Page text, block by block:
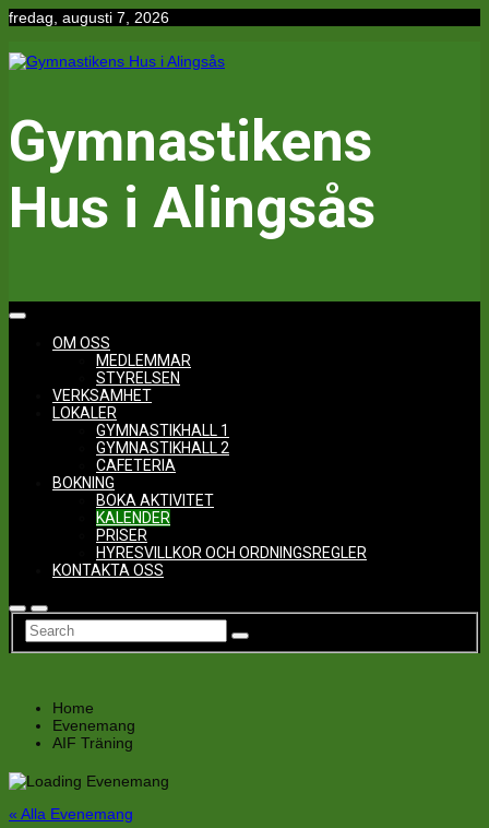
Hoppa
innehåll
fredag, augusti 7, 2026
Gymnastikens
Hus i Alingsås
OM OSS
MEDLEMMAR
STYRELSEN
VERKSAMHET
LOKALER
GYMNASTIKHALL 1
GYMNASTIKHALL 2
CAFETERIA
BOKNING
BOKA AKTIVITET
KALENDER
PRISER
HYRESVILLKOR OCH ORDNINGSREGLER
KONTAKTA OSS
Home
Evenemang
AIF Träning
« Alla Evenemang